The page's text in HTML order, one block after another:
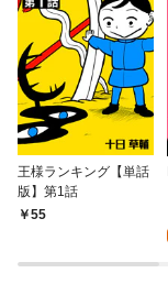
王様ランキング【単話
版】第1話
55